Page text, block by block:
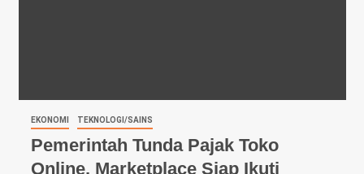
EKONOMI TEKNOLOGI/SAINS
Pemerintah Tunda Pajak Toko
Online, Marketplace Siap Ikuti